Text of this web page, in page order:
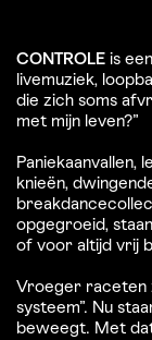
CONTROLE is
livemuziek,
die zich soms
met mijn leven?”
Paniekaanvallen,
knieën,
opgegroeid,
of voor altijd vrij
Vroeger raceten
systeem”. Nu
beweegt. Met